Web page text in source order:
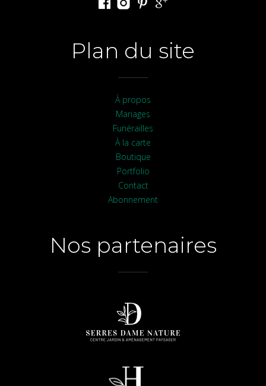
Plan du site
À propos
Mariages
Funérailles
À la carte
Boutique
Portfolio
Contact
Abonnement
Nos partenaires